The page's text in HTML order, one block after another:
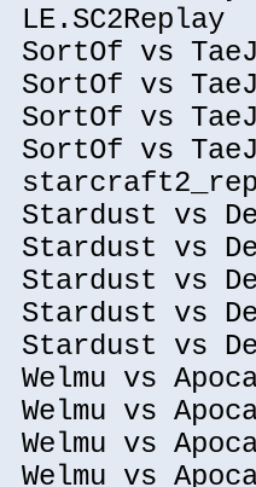
LE.SC2Replay
SortOf vs
SortOf vs
SortOf vs
SortOf vs
Stardust vs
Stardust vs
Stardust vs
Stardust vs
Stardust vs
Welmu vs
Welmu vs
Welmu vs
Welmu vs